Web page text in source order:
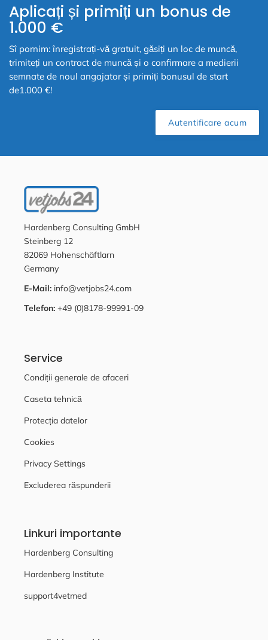
Aplicați și primiți un bonus de
1.000 €
Sî pornim: înregistrați-vă gratuit, găsiți un loc de muncă,
trimiteți un contract de muncă și o confirmare a medierii
semnate de noul angajator și primiți bonusul de start
de1.000 €!
Autentificare acum
Hardenberg Consulting GmbH
Steinberg 12
82069 Hohenschäftlarn
Germany
E-Mail: info@vetjobs24.com
Telefon: +49 (0)8178-99991-09
Service
Condiții generale de afaceri
Caseta tehnică
Protecția datelor
Cookies
Privacy Settings
Excluderea răspunderii
Linkuri importante
Hardenberg Consulting
Hardenberg Institute
support4vetmed